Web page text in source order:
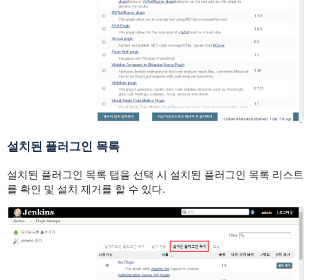
설치된 플러그인 목록
설치된 플러그인 목록 탭을 선택 시 설치된 플러그인 목록 리스트
를 확인 및 설치 제거를 할 수 있다.